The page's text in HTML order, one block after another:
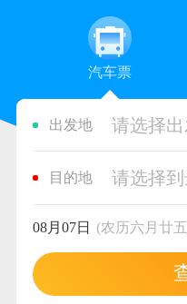
汽车票
出发地 请选择
目的地 请选择
08月07日 (农历六月廿